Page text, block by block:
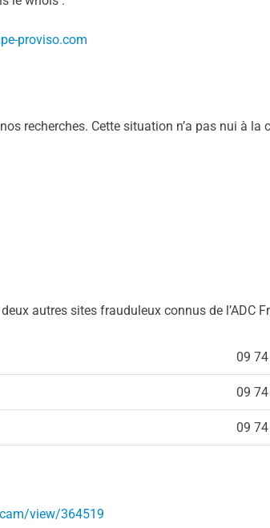
proviso.com
recherches. Cette situation n’a pas nui à
autres sites frauduleux connus de l’ADC
09
09
09
view/364519